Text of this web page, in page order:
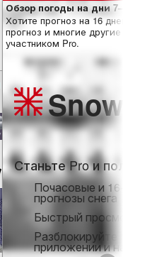
Обзор погоды на дни 7–16:
Хотите прогноз на 16 дней?
прогноз и многие другие
участником Pro.
Snow
Станьте Pro и
Почасовые и 16-
прогнозы снега
Быстрый просмотр
Разблокируйте
приложении и на веб-